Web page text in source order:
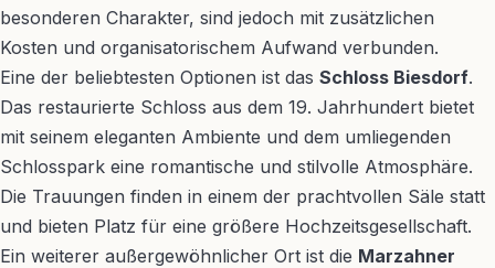
besonderen Charakter, sind jedoch mit zusätzlichen
Kosten und organisatorischem Aufwand verbunden.
Eine der beliebtesten Optionen ist das Schloss Biesdorf.
Das restaurierte Schloss aus dem 19. Jahrhundert bietet
mit seinem eleganten Ambiente und dem umliegenden
Schlosspark eine romantische und stilvolle Atmosphäre.
Die Trauungen finden in einem der prachtvollen Säle statt
und bieten Platz für eine größere Hochzeitsgesellschaft.
Ein weiterer außergewöhnlicher Ort ist die Marzahner